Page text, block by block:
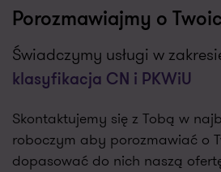
Porozmawiajmy o
Świadczymy usługi w
klasyfikacja CN i PKWiU
Skontaktujemy się z Tobą w
roboczym aby porozmawiać o
dopasować do nich naszą